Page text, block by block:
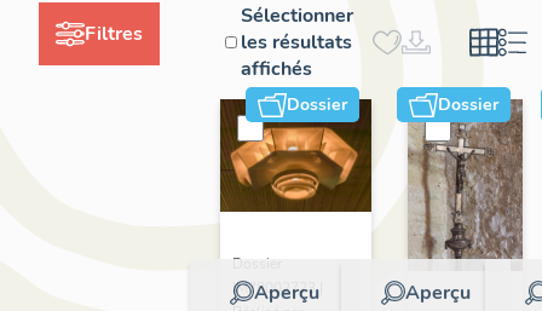
Filtres
Sélectionner
les résultats
affichés
Dossier
Aperçu
Dossier
IM78002723 |
Dossier
Aperçu